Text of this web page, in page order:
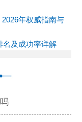
年权威指南与
名及成功率详解